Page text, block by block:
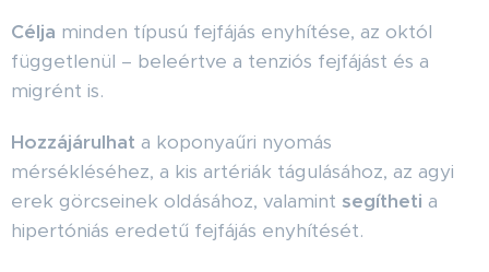
Célja minden típusú fejfájás enyhítése, az októl
függetlenül – beleértve a tenziós fejfájást és a
migrént is.
Hozzájárulhat a koponyaűri nyomás
mérsékléséhez, a kis artériák tágulásához, az agyi
erek görcseinek oldásához, valamint segítheti a
hipertóniás eredetű fejfájás enyhítését.